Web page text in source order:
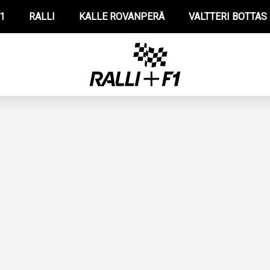
RALLI KALLE ROVANPERÄ VALTTERI BOTTAS